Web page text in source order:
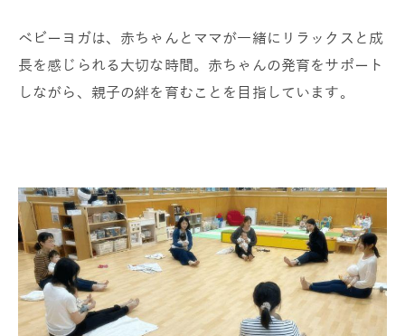
ベビーヨガは、赤ちゃんとママが一緒にリラックスと成
長を感じられる大切な時間。赤ちゃんの発育をサポート
しながら、親子の絆を育むことを目指しています。